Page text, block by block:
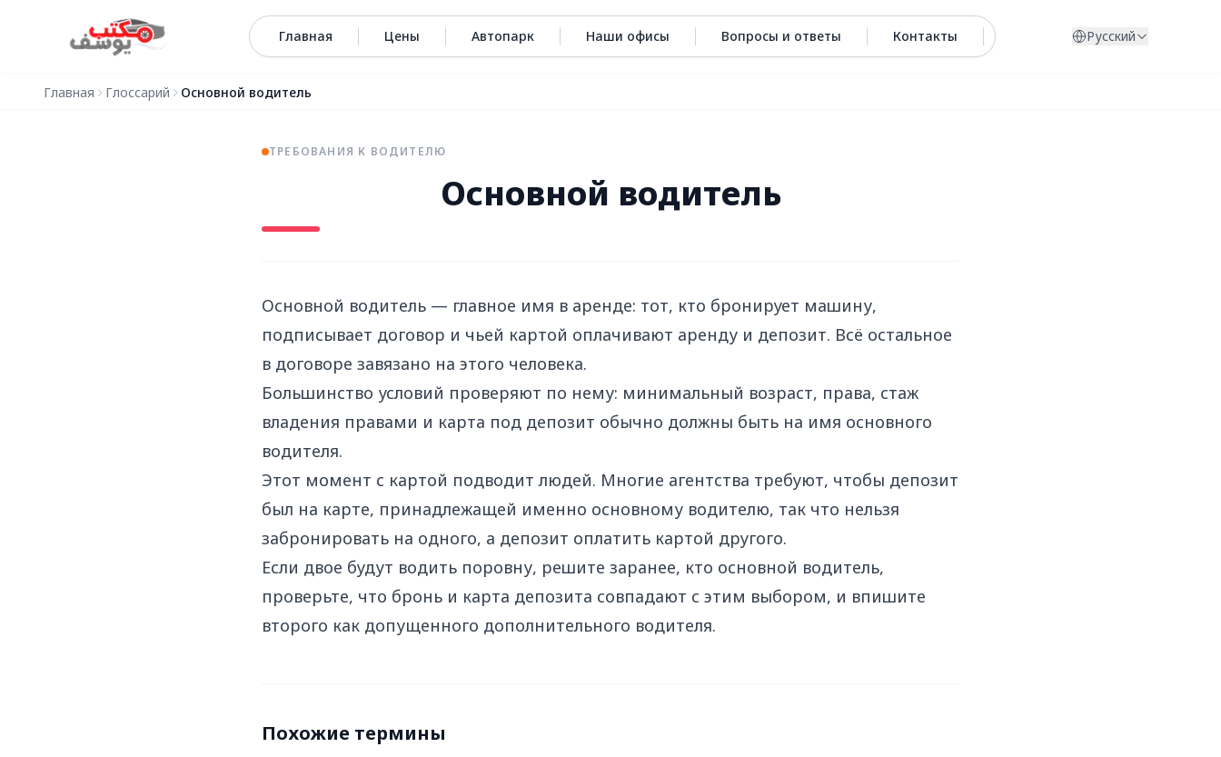
Главная Цены Автопарк Наши офисы Вопросы и ответы Контакты Русский
Главная Глоссарий Основной водитель
ТРЕБОВАНИЯ К ВОДИТЕЛЮ
Основной водитель
Основной водитель — главное имя в аренде: тот, кто бронирует машину,
подписывает договор и чьей картой оплачивают аренду и депозит. Всё остальное
в договоре завязано на этого человека.
Большинство условий проверяют по нему: минимальный возраст, права, стаж
владения правами и карта под депозит обычно должны быть на имя основного
водителя.
Этот момент с картой подводит людей. Многие агентства требуют, чтобы депозит
был на карте, принадлежащей именно основному водителю, так что нельзя
забронировать на одного, а депозит оплатить картой другого.
Если двое будут водить поровну, решите заранее, кто основной водитель,
проверьте, что бронь и карта депозита совпадают с этим выбором, и впишите
второго как допущенного дополнительного водителя.
Похожие термины